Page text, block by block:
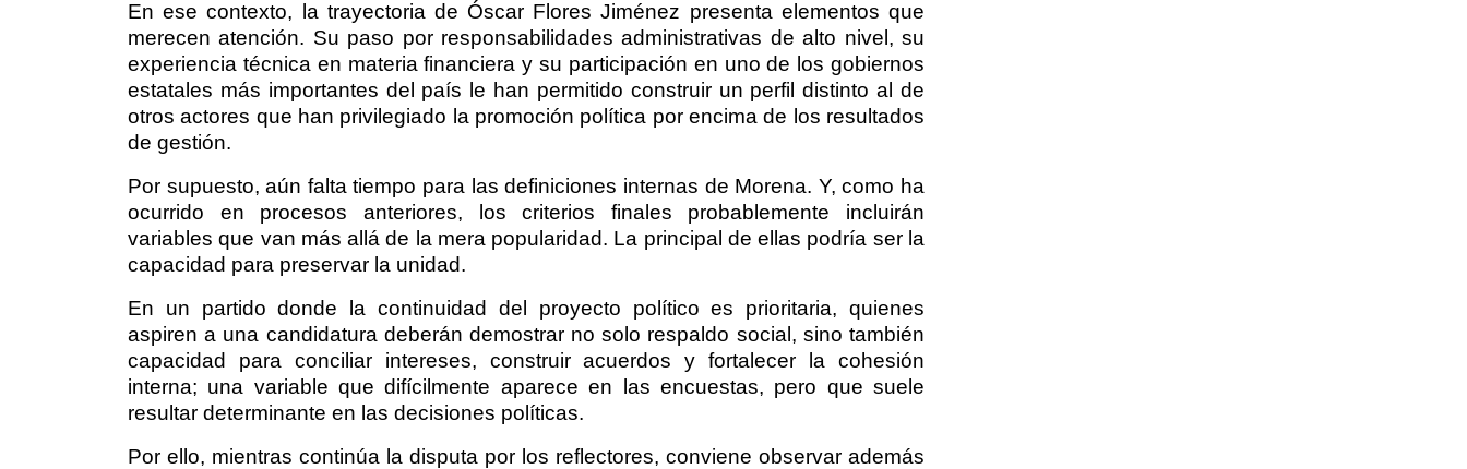
En ese contexto, la trayectoria de Óscar Flores Jiménez presenta elementos que
merecen atención. Su paso por responsabilidades administrativas de alto nivel, su
experiencia técnica en materia financiera y su participación en uno de los gobiernos
estatales más importantes del país le han permitido construir un perfil distinto al de
otros actores que han privilegiado la promoción política por encima de los resultados
de gestión.
Por supuesto, aún falta tiempo para las definiciones internas de Morena. Y, como ha
ocurrido en procesos anteriores, los criterios finales probablemente incluirán
variables que van más allá de la mera popularidad. La principal de ellas podría ser la
capacidad para preservar la unidad.
En un partido donde la continuidad del proyecto político es prioritaria, quienes
aspiren a una candidatura deberán demostrar no solo respaldo social, sino también
capacidad para conciliar intereses, construir acuerdos y fortalecer la cohesión
interna; una variable que difícilmente aparece en las encuestas, pero que suele
resultar determinante en las decisiones políticas.
Por ello, mientras continúa la disputa por los reflectores, conviene observar además